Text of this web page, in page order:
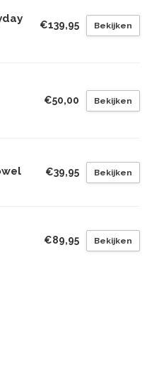
€139,95 Bekijken
€50,00 Bekijken
€39,95 Bekijken
€89,95 Bekijken